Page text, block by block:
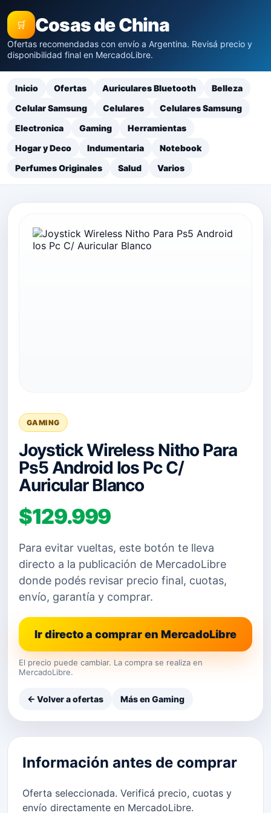
🛒 Cosas de China
Ofertas recomendadas con envío a Argentina. Revisá precio y
disponibilidad final en MercadoLibre.
Inicio Ofertas Auriculares Bluetooth
Belleza
Celular Samsung
Celulares
Celulares Samsung
Electronica
Gaming
Herramientas
Hogar y Deco
Indumentaria
Notebook
Perfumes Originales
Salud Varios
GAMING
Joystick Wireless Nitho Para
Ps5 Android Ios Pc C/
Auricular Blanco
$129.999
Para evitar vueltas, este botón te lleva
directo a la publicación de MercadoLibre
donde podés revisar precio final, cuotas,
envío, garantía y comprar.
Ir directo a comprar en MercadoLibre
El precio puede cambiar. La compra se realiza en
MercadoLibre.
← Volver a ofertas Más en Gaming
Información antes de comprar
Oferta seleccionada. Verificá precio, cuotas y
envío directamente en MercadoLibre.